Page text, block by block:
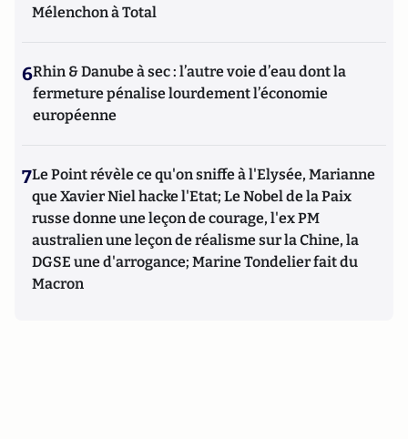
Mélenchon à Total
6Rhin & Danube à sec : l’autre voie d’eau dont la
fermeture pénalise lourdement l’économie
européenne
7Le Point révèle ce qu'on sniffe à l'Elysée, Marianne
que Xavier Niel hacke l'Etat; Le Nobel de la Paix
russe donne une leçon de courage, l'ex PM
australien une leçon de réalisme sur la Chine, la
DGSE une d'arrogance; Marine Tondelier fait du
Macron